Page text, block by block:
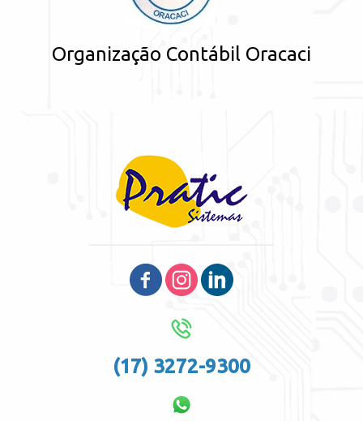
Organização Contábil Oracaci
(17) 3272-9300